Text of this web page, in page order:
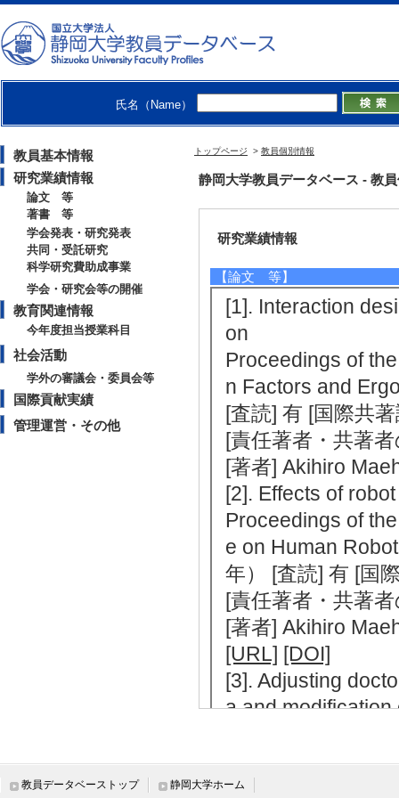
氏名（Name）
教員基本情報
研究業績情報
論文 等
著書 等
学会発表・研究発表
共同・受託研究
科学研究費助成事業
学会・研究会等の開催
教育関連情報
今年度担当授業科目
社会活動
学外の審議会・委員会等
国際貢献実績
管理運営・その他
トップページ > 教員個別情報
静岡大学教員データベース - 教
人文・社会 - 認知科学
情報通信 - 知能情報学
【所属学会】
・日本認知科学会
・Association for Computing
研究業績情報
【論文 等】
[1]. Interaction
on
Proceedings of
n Factors and
[査読] 有 [国際共
[責任著者・共著
[著者] Akihiro
[2]. Effects of
Proceedings of
e on Human
年） [査読] 有 [国
[責任著者・共著
[著者] Akihiro
[URL] [DOI]
[3]. Adjusting
a and
ificial Intelligence
際共著論文] 該当
教員データベーストップ 静岡大学ホーム